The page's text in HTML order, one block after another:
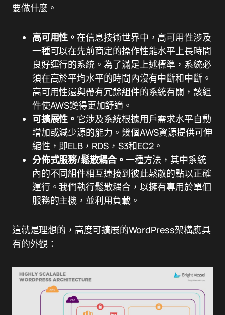
要做什麼。
高可用性。在信息技術世界中，高可用性涉及
一種可以在先前商定的操作性能水平上長時間
良好運行的系統。為了滿足上述標準，系統必
須在高於平均水平的時間內沒有中斷和中斷。
高可用性還與帶有冗餘組件的系統有關，該組
件使AWS變得更加舒適。
可擴展性。 它涉及系統根據用戶需求水平自動
增加或減少源的能力。幾個AWS資源提供可伸
縮性，即ELB，RDS，S3和EC2。
分佈式服務/鬆散耦合。一種方法，其中系統
內的不同組件相互連接到彼此鬆散的點以正確
運行。我們執行鬆散耦合，以擁有專用於單個
服務的主機，並利用負載。
這就是理想的，高度可擴展的WordPress架構應具
有的外觀：